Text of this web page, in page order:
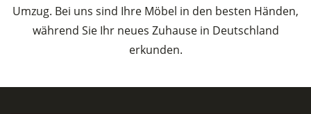
Umzug. Bei uns sind Ihre Möbel in den besten Händen,
während Sie Ihr neues Zuhause in Deutschland
erkunden.